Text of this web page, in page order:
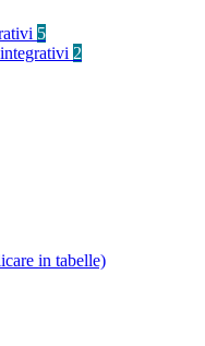
5
2
in tabelle)